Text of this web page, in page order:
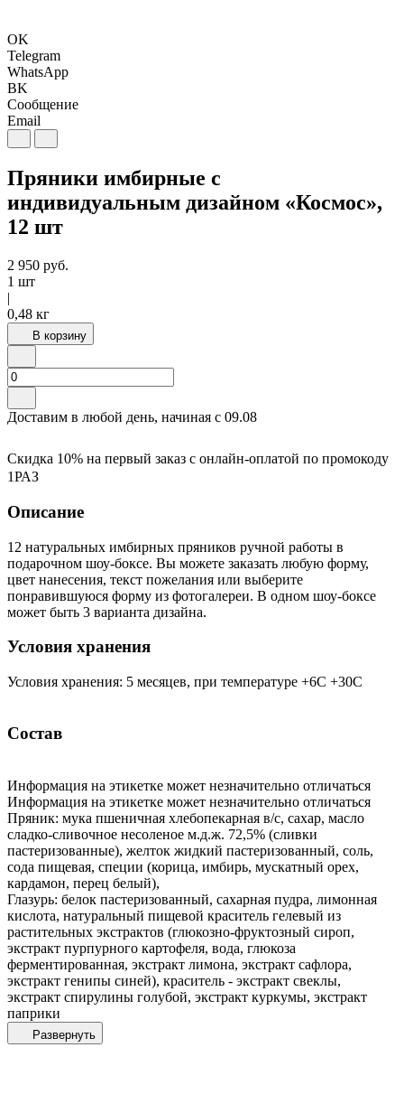
OK
Telegram
WhatsApp
BK
Сообщение
Email
Пряники имбирные с
индивидуальным дизайном «Космос»,
12 шт
2 950 руб.
1 шт
|
0,48 кг
В корзину
Доставим в любой день, начиная с 09.08
Скидка 10% на первый заказ с онлайн-оплатой по промокоду
1РАЗ
Описание
12 натуральных имбирных пряников ручной работы в
подарочном шоу-боксе. Вы можете заказать любую форму,
цвет нанесения, текст пожелания или выберите
понравившуюся форму из фотогалереи. В одном шоу-боксе
может быть 3 варианта дизайна.
Условия хранения
Условия хранения: 5 месяцев, при температуре +6С +30С
Состав
Информация на этикетке может незначительно отличаться
Информация на этикетке может незначительно отличаться
Пряник: мука пшеничная хлебопекарная в/с, сахар, масло
сладко-сливочное несоленое м.д.ж. 72,5% (сливки
пастеризованные), желток жидкий пастеризованный, соль,
сода пищевая, специи (корица, имбирь, мускатный орех,
кардамон, перец белый),
Глазурь: белок пастеризованный, сахарная пудра, лимонная
кислота, натуральный пищевой краситель гелевый из
растительных экстрактов (глюкозно-фруктозный сироп,
экстракт пурпурного картофеля, вода, глюкоза
ферментированная, экстракт лимона, экстракт сафлора,
экстракт генипы синей), краситель - экстракт свеклы,
экстракт спирулины голубой, экстракт куркумы, экстракт
паприки
Развернуть